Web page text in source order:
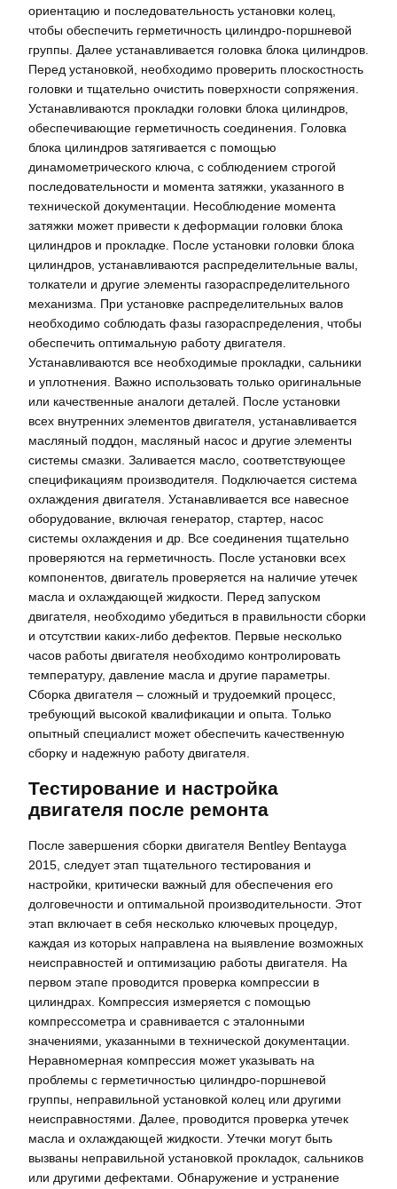
ориентацию и последовательность установки колец,
чтобы обеспечить герметичность цилиндро-поршневой
группы. Далее устанавливается головка блока цилиндров.
Перед установкой, необходимо проверить плоскостность
головки и тщательно очистить поверхности сопряжения.
Устанавливаются прокладки головки блока цилиндров,
обеспечивающие герметичность соединения. Головка
блока цилиндров затягивается с помощью
динамометрического ключа, с соблюдением строгой
последовательности и момента затяжки, указанного в
технической документации. Несоблюдение момента
затяжки может привести к деформации головки блока
цилиндров и прокладке. После установки головки блока
цилиндров, устанавливаются распределительные валы,
толкатели и другие элементы газораспределительного
механизма. При установке распределительных валов
необходимо соблюдать фазы газораспределения, чтобы
обеспечить оптимальную работу двигателя.
Устанавливаются все необходимые прокладки, сальники
и уплотнения. Важно использовать только оригинальные
или качественные аналоги деталей. После установки
всех внутренних элементов двигателя, устанавливается
масляный поддон, масляный насос и другие элементы
системы смазки. Заливается масло, соответствующее
спецификациям производителя. Подключается система
охлаждения двигателя. Устанавливается все навесное
оборудование, включая генератор, стартер, насос
системы охлаждения и др. Все соединения тщательно
проверяются на герметичность. После установки всех
компонентов, двигатель проверяется на наличие утечек
масла и охлаждающей жидкости. Перед запуском
двигателя, необходимо убедиться в правильности сборки
и отсутствии каких-либо дефектов. Первые несколько
часов работы двигателя необходимо контролировать
температуру, давление масла и другие параметры.
Сборка двигателя – сложный и трудоемкий процесс,
требующий высокой квалификации и опыта. Только
опытный специалист может обеспечить качественную
сборку и надежную работу двигателя.
Тестирование и настройка
двигателя после ремонта
После завершения сборки двигателя Bentley Bentayga
2015, следует этап тщательного тестирования и
настройки, критически важный для обеспечения его
долговечности и оптимальной производительности. Этот
этап включает в себя несколько ключевых процедур,
каждая из которых направлена на выявление возможных
неисправностей и оптимизацию работы двигателя. На
первом этапе проводится проверка компрессии в
цилиндрах. Компрессия измеряется с помощью
компрессометра и сравнивается с эталонными
значениями, указанными в технической документации.
Неравномерная компрессия может указывать на
проблемы с герметичностью цилиндро-поршневой
группы, неправильной установкой колец или другими
неисправностями. Далее, проводится проверка утечек
масла и охлаждающей жидкости. Утечки могут быть
вызваны неправильной установкой прокладок, сальников
или другими дефектами. Обнаружение и устранение